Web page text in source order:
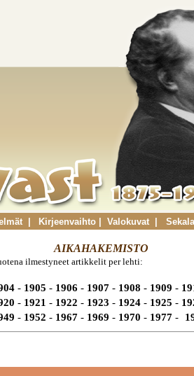
Kirjeenvaihto Valokuvat
AIKAHAKEMISTO
ilmestyneet artikkelit per lehti:
- 1905 - 1906 - 1907 - 1908 - 1909 -
- 1921 - 1922 - 1923 - 1924 - 1925 -
- 1952 - 1967 - 1969 - 1970 - 1977 -